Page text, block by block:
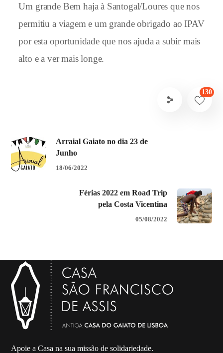
Um grande Bem haja à Santogal/Loures que nos
permitiu a viagem e um grande obrigado ao IPAV
por esta oportunidade que nos ajuda a subir mais
alto e a ver mais longe.
130
Arraial Gaiato no dia 23 de
Junho
18/06/2022
Férias 2022 em Road Trip
pela Costa Vicentina
05/08/2022
Apoie a Casa na sua missão de solidariedade.